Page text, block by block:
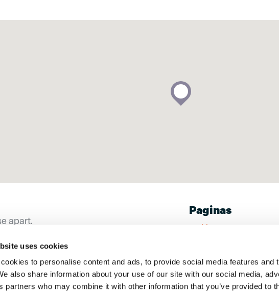
uses cookies
to personalise content and ads, to provide social media features and
also share information about your use of our site with our social media,
partners who may combine it with other information that you’ve provided to
apart.
of occasioneel gebruik. U en uw
van de Sesido slaapbanken snel
Paginas
Home
Modellen
Sesido voor elke